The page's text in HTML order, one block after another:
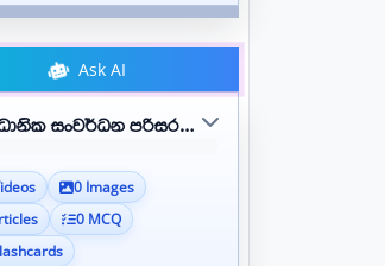
පරිවර්තක ප්‍රරූප ගවේෂණය කරයි
Ask AI
සංවර්ධන පරිසරයේ (IDE) මූලික ලක්ෂණ
0 Images
0 MCQ